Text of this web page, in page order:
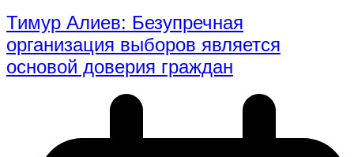
Тимур Алиев: Безупречная
организация выборов является
основой доверия граждан